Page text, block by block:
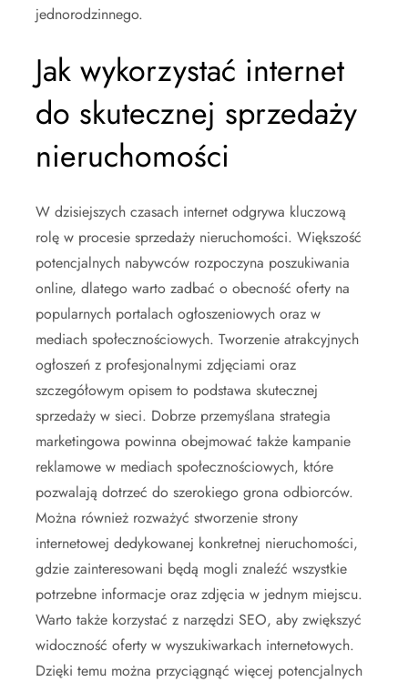
jednorodzinnego.
Jak wykorzystać internet
do skutecznej sprzedaży
nieruchomości
W dzisiejszych czasach internet odgrywa kluczową
rolę w procesie sprzedaży nieruchomości. Większość
potencjalnych nabywców rozpoczyna poszukiwania
online, dlatego warto zadbać o obecność oferty na
popularnych portalach ogłoszeniowych oraz w
mediach społecznościowych. Tworzenie atrakcyjnych
ogłoszeń z profesjonalnymi zdjęciami oraz
szczegółowym opisem to podstawa skutecznej
sprzedaży w sieci. Dobrze przemyślana strategia
marketingowa powinna obejmować także kampanie
reklamowe w mediach społecznościowych, które
pozwalają dotrzeć do szerokiego grona odbiorców.
Można również rozważyć stworzenie strony
internetowej dedykowanej konkretnej nieruchomości,
gdzie zainteresowani będą mogli znaleźć wszystkie
potrzebne informacje oraz zdjęcia w jednym miejscu.
Warto także korzystać z narzędzi SEO, aby zwiększyć
widoczność oferty w wyszukiwarkach internetowych.
Dzięki temu można przyciągnąć więcej potencjalnych